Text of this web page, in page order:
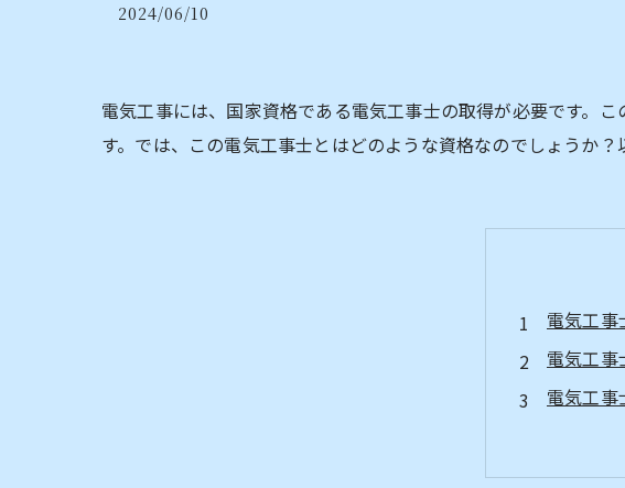
2024/06/10
電気工事には、国家資格である電気工事士の取得が必要です。
す。では、この電気工事士とはどのような資格なのでしょうか？
電気工事
電気工事
電気工事
電気工
電気工事